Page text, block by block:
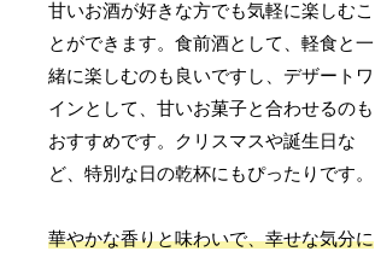
甘いお酒が好きな方でも気軽に楽しむこ
とができます。食前酒として、軽食と一
緒に楽しむのも良いですし、デザートワ
インとして、甘いお菓子と合わせるのも
おすすめです。クリスマスや誕生日な
ど、特別な日の乾杯にもぴったりです。
華やかな香りと味わいで、幸せな気分に